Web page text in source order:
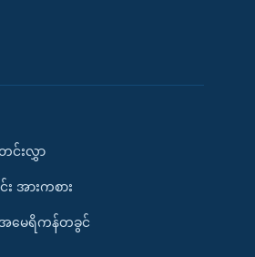
င်းလွှာ
အားကစား
မေရိကန်တခွင်